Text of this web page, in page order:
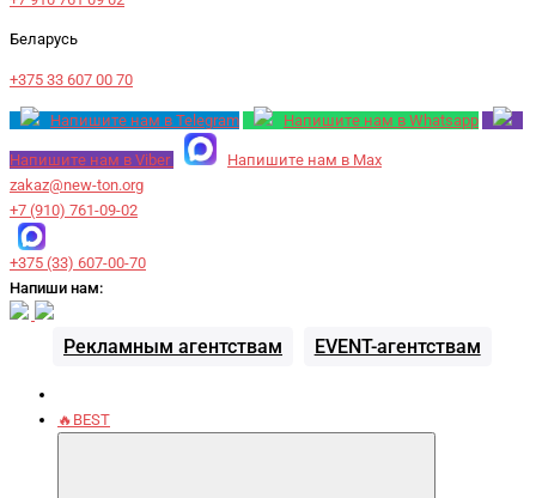
Беларусь
+375 33 607 00 70
Напишите нам в Telegram Напишите нам в Whatsapp
Напишите нам в Viber
Напишите нам в Max
zakaz@new-ton.org
+7 (910) 761-09-02
+375 (33) 607-00-70
Напиши нам:
Рекламным агентствам EVENT-агентствам
🔥BEST